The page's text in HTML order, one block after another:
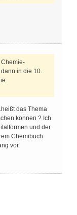
in die 10.
das Thema
können ? Ich
und der
Chemibuch
vor